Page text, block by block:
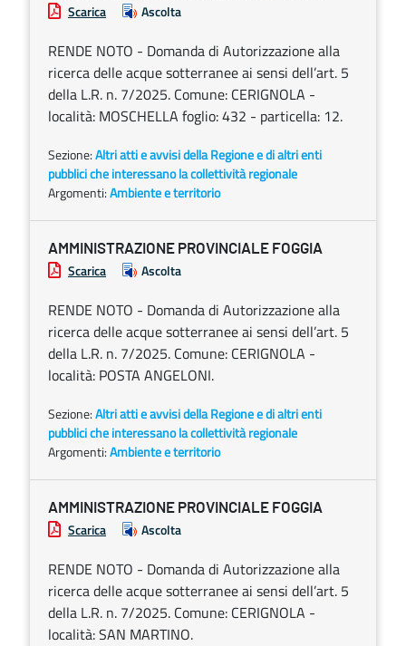
Scarica Ascolta
RENDE NOTO - Domanda di Autorizzazione alla
ricerca delle acque sotterranee ai sensi dell’art. 5
della L.R. n. 7/2025. Comune: CERIGNOLA -
località: MOSCHELLA foglio: 432 - particella: 12.
Sezione:Altri atti e avvisi della Regione e di altri enti
pubblici che interessano la collettività regionale
Argomenti:Ambiente e territorio
AMMINISTRAZIONE PROVINCIALE FOGGIA
Scarica Ascolta
RENDE NOTO - Domanda di Autorizzazione alla
ricerca delle acque sotterranee ai sensi dell’art. 5
della L.R. n. 7/2025. Comune: CERIGNOLA -
località: POSTA ANGELONI.
Sezione:Altri atti e avvisi della Regione e di altri enti
pubblici che interessano la collettività regionale
Argomenti:Ambiente e territorio
AMMINISTRAZIONE PROVINCIALE FOGGIA
Scarica Ascolta
RENDE NOTO - Domanda di Autorizzazione alla
ricerca delle acque sotterranee ai sensi dell’art. 5
della L.R. n. 7/2025. Comune: CERIGNOLA -
località: SAN MARTINO.